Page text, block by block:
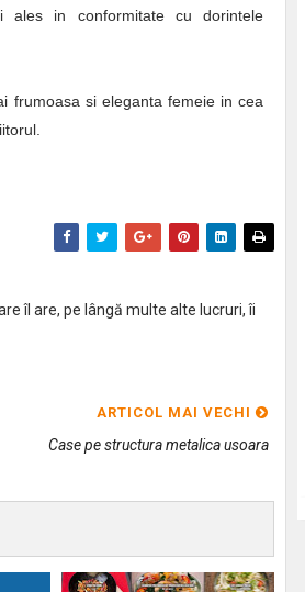
ales in conformitate cu dorintele
frumoasa si eleganta femeie in cea
îl are, pe lângă multe alte lucruri, îi
ARTICOL MAI VECHI
Case pe structura metalica usoara